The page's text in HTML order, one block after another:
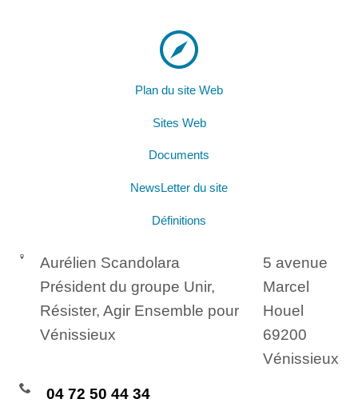
Plan du site Web
Sites Web
Documents
NewsLetter du site
Définitions
Aurélien Scandolara
Président du groupe Unir,
Résister, Agir Ensemble pour
Vénissieux
5 avenue
Marcel
Houel
69200
Vénissieux
04 72 50 44 34